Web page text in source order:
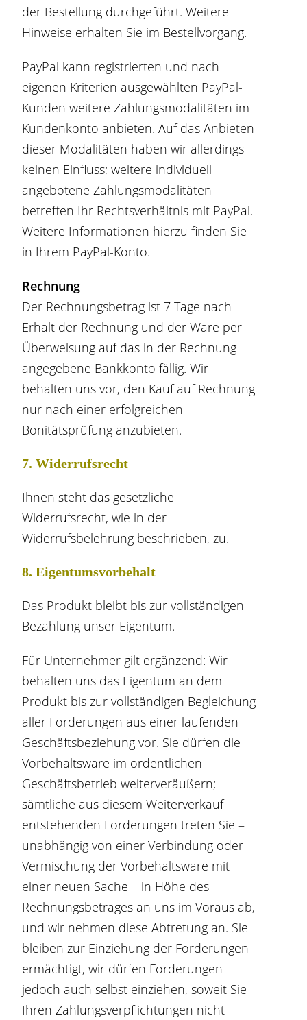
der Bestellung durchgeführt. Weitere
Hinweise erhalten Sie im Bestellvorgang.
PayPal kann registrierten und nach
eigenen Kriterien ausgewählten PayPal-
Kunden weitere Zahlungsmodalitäten im
Kundenkonto anbieten. Auf das Anbieten
dieser Modalitäten haben wir allerdings
keinen Einfluss; weitere individuell
angebotene Zahlungsmodalitäten
betreffen Ihr Rechtsverhältnis mit PayPal.
Weitere Informationen hierzu finden Sie
in Ihrem PayPal-Konto.
Rechnung
Der Rechnungsbetrag ist 7 Tage nach
Erhalt der Rechnung und der Ware per
Überweisung auf das in der Rechnung
angegebene Bankkonto fällig. Wir
behalten uns vor, den Kauf auf Rechnung
nur nach einer erfolgreichen
Bonitätsprüfung anzubieten.
7. Widerrufsrecht
Ihnen steht das gesetzliche
Widerrufsrecht, wie in der
Widerrufsbelehrung beschrieben, zu.
8. Eigentumsvorbehalt​​​​​​​
Das Produkt bleibt bis zur vollständigen
Bezahlung unser Eigentum.
Für Unternehmer gilt ergänzend: Wir
behalten uns das Eigentum an dem
Produkt bis zur vollständigen Begleichung
aller Forderungen aus einer laufenden
Geschäftsbeziehung vor. Sie dürfen die
Vorbehaltsware im ordentlichen
Geschäftsbetrieb weiterveräußern;
sämtliche aus diesem Weiterverkauf
entstehenden Forderungen treten Sie –
unabhängig von einer Verbindung oder
Vermischung der Vorbehaltsware mit
einer neuen Sache – in Höhe des
Rechnungsbetrages an uns im Voraus ab,
und wir nehmen diese Abtretung an. Sie
bleiben zur Einziehung der Forderungen
ermächtigt, wir dürfen Forderungen
jedoch auch selbst einziehen, soweit Sie
Ihren Zahlungsverpflichtungen nicht